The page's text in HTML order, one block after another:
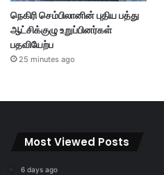
நெகிரி செம்பிலானின் புதிய பத்து
ஆட்சிக்குழு உறுப்பினர்கள்
பதவியேற்ப
25 minutes ago
Most Viewed Posts
6 days ago